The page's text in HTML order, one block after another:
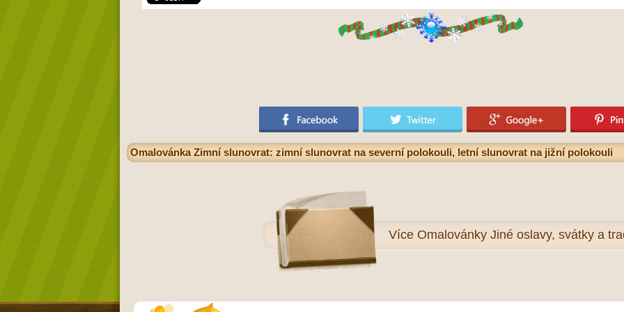
Omalovánka Zimní slunovrat: zimní slunovrat na severní polokouli, letní slunovrat na jižní polokouli
Více Omalovánky Jiné oslavy, svátky a